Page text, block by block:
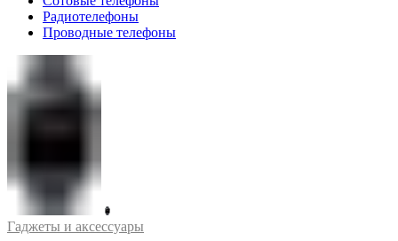
Радиотелефоны
Проводные телефоны
Гаджеты и аксессуары